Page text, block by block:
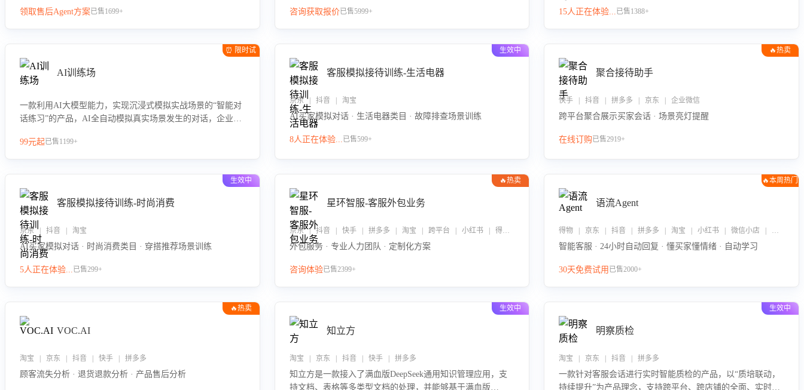
领取售后Agent方案已售1699+ 咨询获取报价已售5999+ 15人正在体验...已售1388+
⏰ 限时试
AI训练场
一款利用AI大模型能力，实现沉浸式模拟实战场景的“智能对
话练习”的产品，AI全自动模拟真实场景发生的对话，企业可
力。
99元起已售1199+
生效中
客服模拟接待训练-生活电器
京东 | 抖音 | 淘宝
AI买家模拟对话 · 生活电器类目 · 故障排查场景训练
8人正在体验...已售599+
🔥热卖
聚合接待助手
快手 | 抖音 | 拼多多 | 京东 | 企业微信
跨平台聚合展示买家会话 · 场景亮灯提醒
在线订购已售2919+
生效中
客服模拟接待训练-时尚消费
京东 | 抖音 | 淘宝
AI买家模拟对话 · 时尚消费类目 · 穿搭推荐场景训练
5人正在体验...已售299+
🔥热卖
星环智服-客服外包业务
京东 | 抖音 | 快手 | 拼多多 | 淘宝 | 跨平台 | 小红书 | 得物 | 企业微信
外包服务 · 专业人力团队 · 定制化方案
咨询体验已售2399+
🔥本周热门
语流Agent
得物 | 京东 | 抖音 | 拼多多 | 淘宝 | 小红书 | 微信小店 | 快手 | 唯品会
智能客服 · 24小时自动回复 · 懂买家懂情绪 · 自动学习
30天免费试用 已售2000+
🔥热卖
VOC.AI
淘宝 | 京东 | 抖音 | 快手 | 拼多多
顾客流失分析 · 退货退款分析 · 产品售后分析
生效中
知立方
淘宝 | 京东 | 抖音 | 快手 | 拼多多
知立方是一款接入了满血版DeepSeek通用知识管理应用，支
持文档、表格等多类型文档的处理，并能够基于满血版
生效中
明察质检
淘宝 | 京东 | 抖音 | 拼多多
一款针对客服会话进行实时智能质检的产品，以“质培联动，
持续提升”为产品理念，支持跨平台、跨店铺的全面、实时、